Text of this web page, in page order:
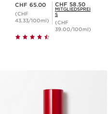
CHF 65.00
(CHF
43.33/100ml)
Mitgliederpreis CHF 58.50
CHF 58.50
MITGLIEDSPREI
S
(CHF
39.00/100ml)